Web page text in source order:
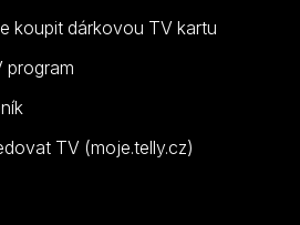
koupit dárkovou TV kartu
program
TV (moje.telly.cz)